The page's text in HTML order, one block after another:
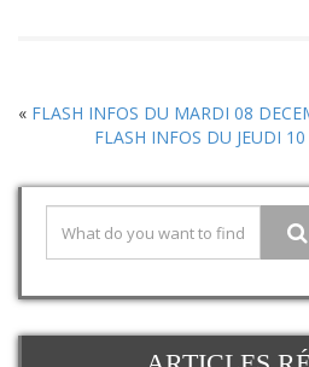
« FLASH INFOS DU MARDI 08
FLASH INFOS DU JEUDI